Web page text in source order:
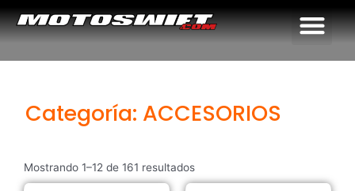
Categoría: ACCESORIOS
Mostrando 1–12 de 161 resultados